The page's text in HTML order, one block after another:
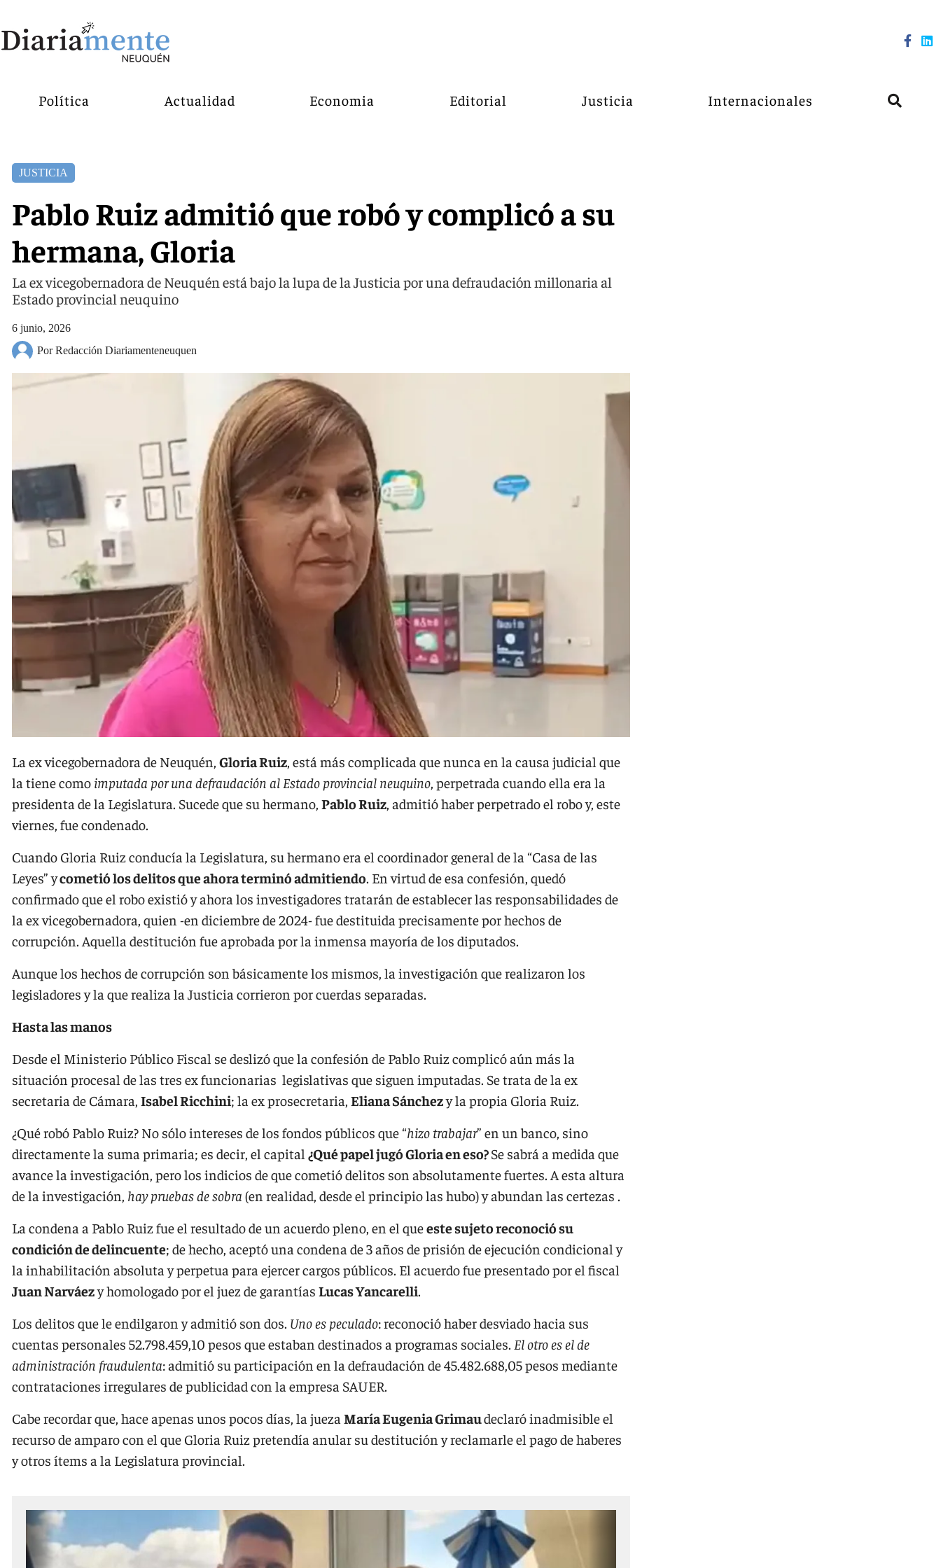
Política Actualidad Economia Editorial Justicia Internacionales
JUSTICIA
Pablo Ruiz admitió que robó y complicó a su
hermana, Gloria
La ex vicegobernadora de Neuquén está bajo la lupa de la Justicia por una defraudación millonaria al
Estado provincial neuquino
6 junio, 2026
Por Redacción Diariamenteneuquen
La ex vicegobernadora de Neuquén, Gloria Ruiz, está más complicada que nunca en la causa judicial que
la tiene como imputada por una defraudación al Estado provincial neuquino, perpetrada cuando ella era la
presidenta de la Legislatura. Sucede que su hermano, Pablo Ruiz, admitió haber perpetrado el robo y, este
viernes, fue condenado.
Cuando Gloria Ruiz conducía la Legislatura, su hermano era el coordinador general de la “Casa de las
Leyes” ycometió los delitos que ahora terminó admitiendo. En virtud de esa confesión, quedó
confirmado que el robo existió y ahora los investigadores tratarán de establecer las responsabilidades de
la ex vicegobernadora, quien -en diciembre de 2024- fue destituida precisamente por hechos de
corrupción. Aquella destitución fue aprobada por la inmensa mayoría de los diputados.
Aunque los hechos de corrupción son básicamente los mismos, la investigación que realizaron los
legisladores y la que realiza la Justicia corrieron por cuerdas separadas.
Hasta las manos
Desde el Ministerio Público Fiscal se deslizó que la confesión de Pablo Ruiz complicó aún más la
situación procesal de las tres ex funcionarias legislativas que siguen imputadas. Se trata de la ex
secretaria de Cámara, Isabel Ricchini; la ex prosecretaria, Eliana Sánchezy la propia Gloria Ruiz.
¿Qué robó Pablo Ruiz? No sólo intereses de los fondos públicos que “hizo trabajar” en un banco, sino
directamente la suma primaria; es decir, el capital ¿Qué papel jugó Gloria en eso?Se sabrá a medida que
avance la investigación, pero los indicios de que cometió delitos son absolutamente fuertes. A esta altura
de la investigación, hay pruebas de sobra (en realidad, desde el principio las hubo) y abundan las certezas .
La condena a Pablo Ruiz fue el resultado de un acuerdo pleno, en el queeste sujeto reconoció su
condición de delincuente; de hecho, aceptó una condena de 3 años de prisión de ejecución condicional y
la inhabilitación absoluta y perpetua para ejercer cargos públicos. El acuerdo fue presentado por el fiscal
Juan Narváezy homologado por el juez de garantías Lucas Yancarelli.
Los delitos que le endilgaron y admitió son dos. Uno es peculado: reconoció haber desviado hacia sus
cuentas personales 52.798.459,10 pesos que estaban destinados a programas sociales. El otro es el de
administración fraudulenta: admitió su participación en la defraudación de 45.482.688,05 pesos mediante
contrataciones irregulares de publicidad con la empresa SAUER.
Cabe recordar que, hace apenas unos pocos días, la jueza María Eugenia Grimaudeclaró inadmisible el
recurso de amparo con el que Gloria Ruiz pretendía anular su destitución y reclamarle el pago de haberes
y otros ítems a la Legislatura provincial.